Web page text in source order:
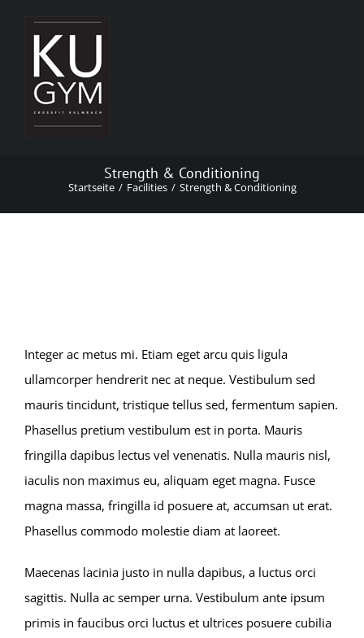
springen
Strength & Conditioning
Startseite Facilities Strength & Conditioning
Integer ac metus mi. Etiam eget arcu quis ligula
ullamcorper hendrerit nec at neque. Vestibulum sed
mauris tincidunt, tristique tellus sed, fermentum sapien.
Phasellus pretium vestibulum est in porta. Mauris
fringilla dapibus lectus vel venenatis. Nulla mauris nisl,
iaculis non maximus eu, aliquam eget magna. Fusce
magna massa, fringilla id posuere at, accumsan ut erat.
Phasellus commodo molestie diam at laoreet.
Maecenas lacinia justo in nulla dapibus, a luctus orci
sagittis. Nulla ac semper urna. Vestibulum ante ipsum
primis in faucibus orci luctus et ultrices posuere cubilia